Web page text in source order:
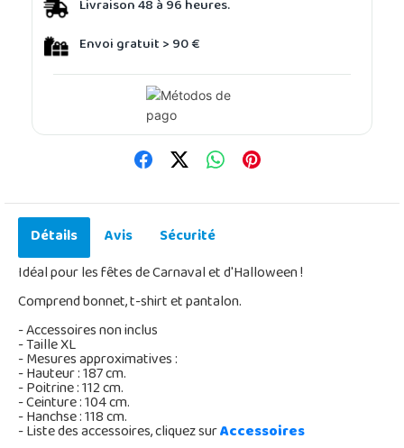
Livraison 48 à 96 heures.
Envoi gratuit > 90 €
Détails Avis
Sécurité
Idéal pour les fêtes de Carnaval et d'Halloween !
Comprend bonnet, t-shirt et pantalon.
- Accessoires non inclus
- Taille XL
- Mesures approximatives :
- Hauteur : 187 cm.
- Poitrine : 112 cm.
- Ceinture : 104 cm.
- Hanchse : 118 cm.
- Liste des accessoires, cliquez surAccessoires